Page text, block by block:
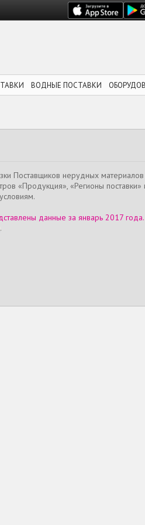
ВОДНЫЕ ПОСТАВКИ
Поставщиков нерудных
«Продукция», «Регионы
данные за январь 2017 года.
.